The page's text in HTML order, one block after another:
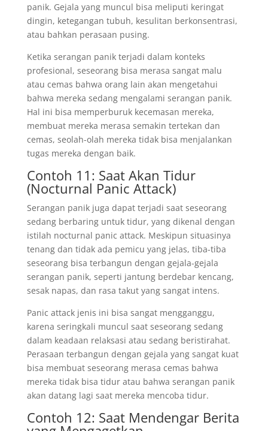
panik. Gejala yang muncul bisa meliputi keringat
dingin, ketegangan tubuh, kesulitan berkonsentrasi,
atau bahkan perasaan pusing.
Ketika serangan panik terjadi dalam konteks
profesional, seseorang bisa merasa sangat malu
atau cemas bahwa orang lain akan mengetahui
bahwa mereka sedang mengalami serangan panik.
Hal ini bisa memperburuk kecemasan mereka,
membuat mereka merasa semakin tertekan dan
cemas, seolah-olah mereka tidak bisa menjalankan
tugas mereka dengan baik.
Contoh 11: Saat Akan Tidur
(Nocturnal Panic Attack)
Serangan panik juga dapat terjadi saat seseorang
sedang berbaring untuk tidur, yang dikenal dengan
istilah nocturnal panic attack. Meskipun situasinya
tenang dan tidak ada pemicu yang jelas, tiba-tiba
seseorang bisa terbangun dengan gejala-gejala
serangan panik, seperti jantung berdebar kencang,
sesak napas, dan rasa takut yang sangat intens.
Panic attack jenis ini bisa sangat mengganggu,
karena seringkali muncul saat seseorang sedang
dalam keadaan relaksasi atau sedang beristirahat.
Perasaan terbangun dengan gejala yang sangat kuat
bisa membuat seseorang merasa cemas bahwa
mereka tidak bisa tidur atau bahwa serangan panik
akan datang lagi saat mereka mencoba tidur.
Contoh 12: Saat Mendengar Berita